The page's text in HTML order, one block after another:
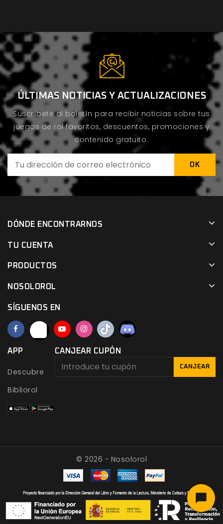
ÚLTIMAS NOTICIAS Y ACTUALIZACIONES
Suscríbete al boletín para recibir noticias sobre tus
juegos de rol favoritos, descuentos, promociones y
contenido gratuito.
DÓNDE ENCONTRARNOS
TU CUENTA
PRODUCTOS
NOSOLOROL
SÍGUENOS EN
APP
Descubre
Bibliorol
CANJEAR CUPÓN
CANJEAR
© 2026 - Nosolorol